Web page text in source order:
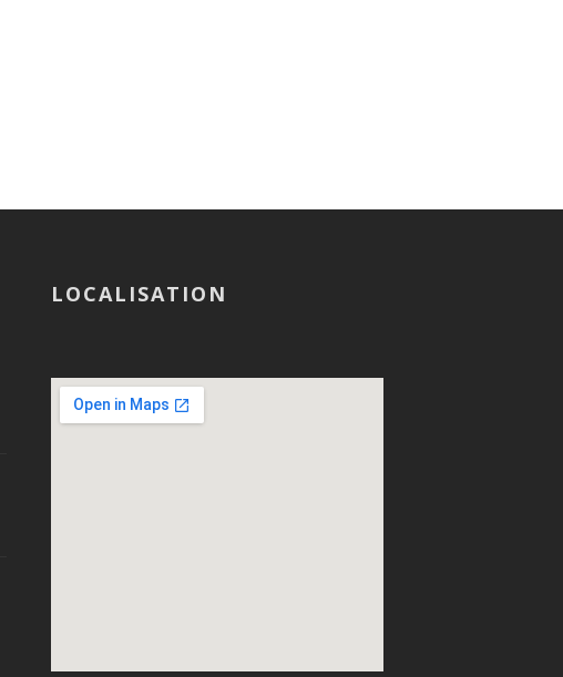
LOCALISATION